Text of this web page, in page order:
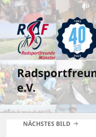
e.V.
NÄCHSTES BILD